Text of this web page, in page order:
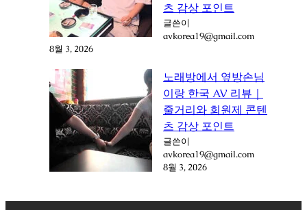
츠 감상 포인트
글쓴이
avkorea19@gmail.com
8월 3, 2026
노래방에서 옆방손님
이랑 한국 AV 리뷰｜
줄거리와 회원제 콘텐
츠 감상 포인트
글쓴이
avkorea19@gmail.com
8월 3, 2026